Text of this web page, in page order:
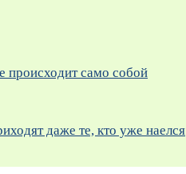
происходит само собой
даже те, кто уже наелся